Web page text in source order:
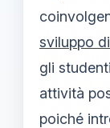
sviluppo
gli
attività
poiché